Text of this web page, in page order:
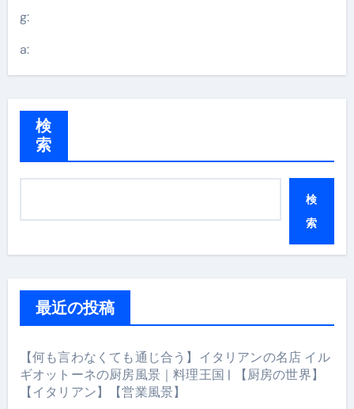
g:
a:
検
索
検
索
最近の投稿
【何も言わなくても通じ合う】イタリアンの名店 イル
ギオットーネの厨房風景｜料理王国 | 【厨房の世界】
【イタリアン】【営業風景】